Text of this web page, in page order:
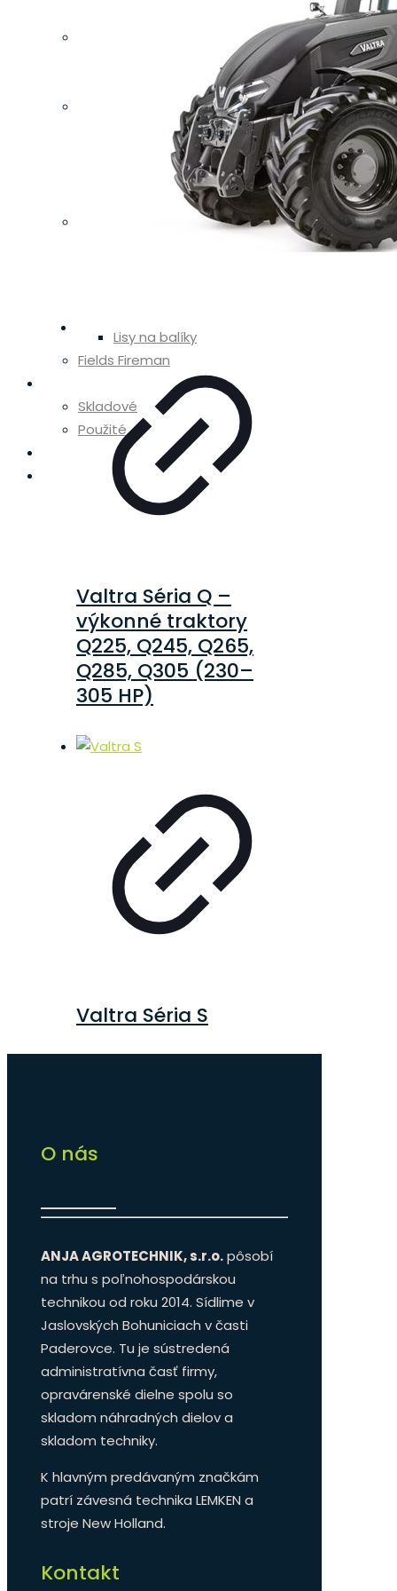
Velkoobjemové návesy
Spracovanie pôdy
Sortiment APV
Údržba lúk a pastvín
Lisy na balíky
Fields Fireman
Skladové
Použité
Valtra Séria Q –
výkonné traktory
Q225, Q245, Q265,
Q285, Q305 (230–
305 HP)
Valtra Séria S
O nás
ANJA AGROTECHNIK, s.r.o.pôsobí
na trhu s poľnohospodárskou
technikou od roku 2014. Sídlime v
Jaslovských Bohuniciach v časti
Paderovce. Tu je sústredená
administratívna časť firmy,
opravárenské dielne spolu so
skladom náhradných dielov a
skladom techniky.
K hlavným predávaným značkám
patrí závesná technika LEMKEN a
stroje New Holland.
Kontakt